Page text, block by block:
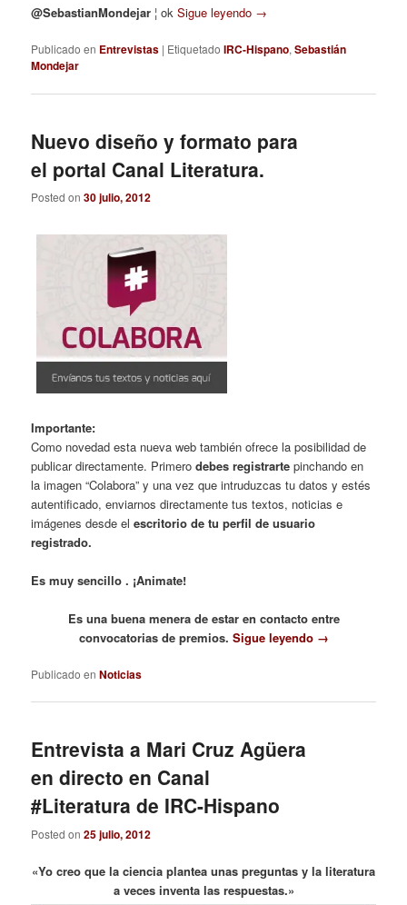
@SebastianMondejar ¦ okSigue leyendo →
Publicado en Entrevistas | Etiquetado IRC-Hispano,Sebastián
Mondejar
Nuevo diseño y formato para
el portal Canal Literatura.
Posted on30 julio, 2012
Importante:
Como novedad esta nueva web también ofrece la posibilidad de
publicar directamente. Primero debes registrarte pinchando en
la imagen “Colabora” y una vez que intruduzcas tu datos y estés
autentificado, enviarnos directamente tus textos, noticias e
imágenes desde elescritorio de tu perfil de usuario
registrado.
Es muy sencillo . ¡Animate!
Es una buena menera de estar en contacto entre
convocatorias de premios. Sigue leyendo →
Publicado en Noticias
Entrevista a Mari Cruz Agüera
en directo en Canal
#Literatura de IRC-Hispano
Posted on25 julio, 2012
«Yo creo que la ciencia plantea unas preguntas y la literatura
a veces inventa las respuestas.»